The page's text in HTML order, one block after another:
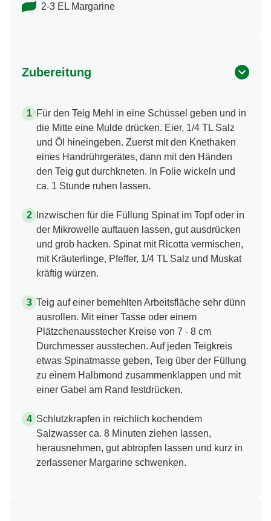
2-3 EL Margarine
Zubereitung
Für den Teig Mehl in eine Schüssel geben und in
die Mitte eine Mulde drücken. Eier, 1/4 TL Salz
und Öl hineingeben. Zuerst mit den Knethaken
eines Handrührgerätes, dann mit den Händen
den Teig gut durchkneten. In Folie wickeln und
ca. 1 Stunde ruhen lassen.
Inzwischen für die Füllung Spinat im Topf oder in
der Mikrowelle auftauen lassen, gut ausdrücken
und grob hacken. Spinat mit Ricotta vermischen,
mit Kräuterlinge, Pfeffer, 1/4 TL Salz und Muskat
kräftig würzen.
Teig auf einer bemehlten Arbeitsfläche sehr dünn
ausrollen. Mit einer Tasse oder einem
Plätzchenausstecher Kreise von 7 - 8 cm
Durchmesser ausstechen. Auf jeden Teigkreis
etwas Spinatmasse geben, Teig über der Füllung
zu einem Halbmond zusammenklappen und mit
einer Gabel am Rand festdrücken.
Schlutzkrapfen in reichlich kochendem
Salzwasser ca. 8 Minuten ziehen lassen,
herausnehmen, gut abtropfen lassen und kurz in
zerlassener Margarine schwenken.